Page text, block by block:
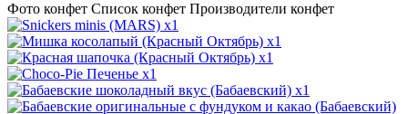
Фото конфет Список конфет Производители конфет
x1
x1
x1
x1
x1